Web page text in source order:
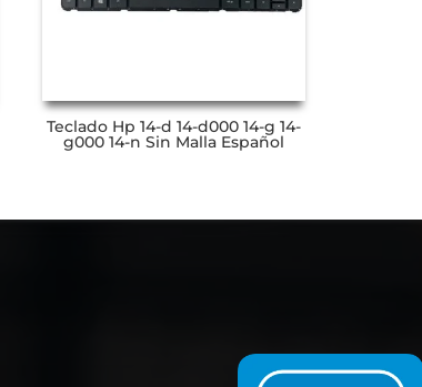
Teclado Hp 14-d 14-d000 14-g 14-
g000 14-n Sin Malla Español